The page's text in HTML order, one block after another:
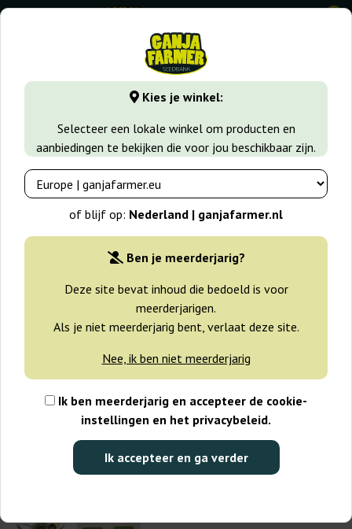
Kies je winkel:
Selecteer een lokale winkel om producten en
aanbiedingen te bekijken die voor jou beschikbaar zijn.
of blijf op: Nederland | ganjafarmer.nl
Ben je meerderjarig?
Deze site bevat inhoud die bedoeld is voor
meerderjarigen.
Als je niet meerderjarig bent, verlaat deze site.
Nee, ik ben niet meerderjarig
Ik ben meerderjarig en accepteer de cookie-
instellingen en het privacybeleid.
Ik accepteer en ga verder
0
GanjaFarmer.nl Zaadsoorten Indica zaden Royal Dwarf
-25%
+gratisie